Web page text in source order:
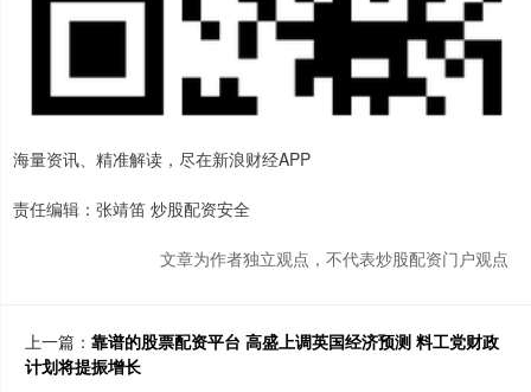
海量资讯、精准解读，尽在新浪财经APP
责任编辑：张靖笛 炒股配资安全
文章为作者独立观点，不代表炒股配资门户观点
上一篇： 靠谱的股票配资平台 高盛上调英国经济预测 料工党财政
计划将提振增长